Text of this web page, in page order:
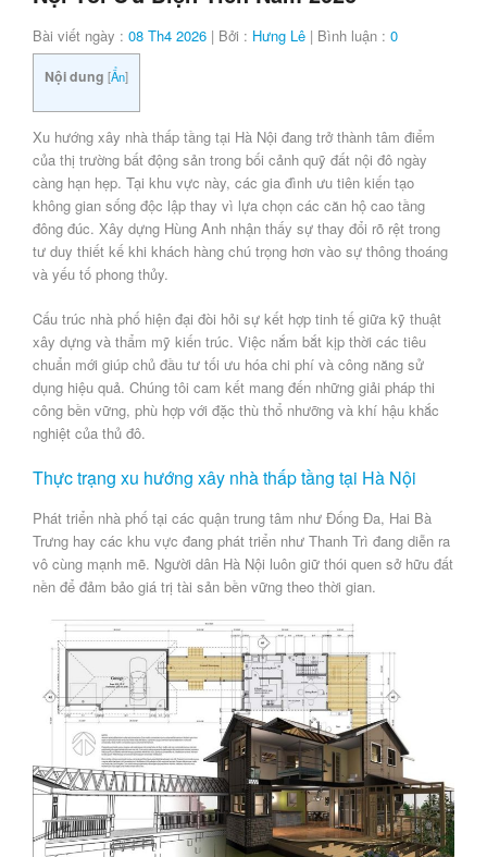
Bài viết ngày : 08 Th4 2026 | Bởi : Hưng Lê | Bình luận : 0
Nội dung [Ẩn]
Xu hướng xây nhà thấp tầng tại Hà Nội đang trở thành tâm điểm
của thị trường bất động sản trong bối cảnh quỹ đất nội đô ngày
càng hạn hẹp. Tại khu vực này, các gia đình ưu tiên kiến tạo
không gian sống độc lập thay vì lựa chọn các căn hộ cao tầng
đông đúc. Xây dựng Hùng Anh nhận thấy sự thay đổi rõ rệt trong
tư duy thiết kế khi khách hàng chú trọng hơn vào sự thông thoáng
và yếu tố phong thủy.
Cấu trúc nhà phố hiện đại đòi hỏi sự kết hợp tinh tế giữa kỹ thuật
xây dựng và thẩm mỹ kiến trúc. Việc nắm bắt kịp thời các tiêu
chuẩn mới giúp chủ đầu tư tối ưu hóa chi phí và công năng sử
dụng hiệu quả. Chúng tôi cam kết mang đến những giải pháp thi
công bền vững, phù hợp với đặc thù thổ nhưỡng và khí hậu khắc
nghiệt của thủ đô.
Thực trạng xu hướng xây nhà thấp tầng tại Hà Nội
Phát triển nhà phố tại các quận trung tâm như Đống Đa, Hai Bà
Trưng hay các khu vực đang phát triển như Thanh Trì đang diễn ra
vô cùng mạnh mẽ. Người dân Hà Nội luôn giữ thói quen sở hữu đất
nền để đảm bảo giá trị tài sản bền vững theo thời gian.